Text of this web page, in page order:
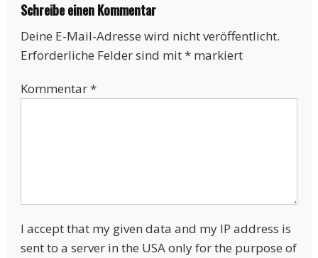
Schreibe einen Kommentar
Deine E-Mail-Adresse wird nicht veröffentlicht.
Erforderliche Felder sind mit*markiert
Kommentar*
I accept that my given data and my IP address is
sent to a server in the USA only for the purpose of